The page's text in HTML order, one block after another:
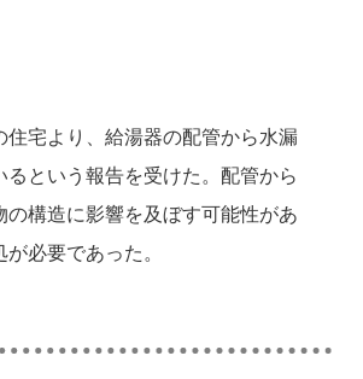
住宅より、給湯器の配管から水漏
るという報告を受けた。配管から
の構造に影響を及ぼす可能性があ
必要であった。